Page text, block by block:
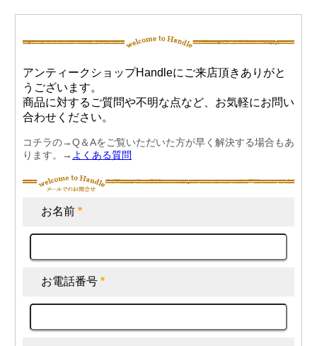
アンティークショップHandleにご来店頂きありがと
うございます。
商品に対するご質問や不明な点など、お気軽にお問い
合わせください。
コチラの→Q＆Aをご覧いただいた方が早く解決する場合もあ
ります。→ よくある質問
お名前 *
お電話番号 *